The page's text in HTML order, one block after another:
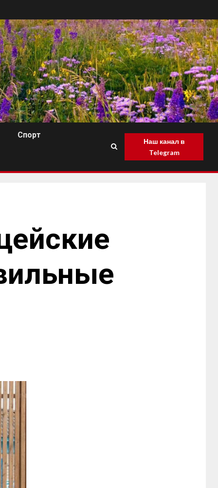
Спорт
Наш канал в
Telegram